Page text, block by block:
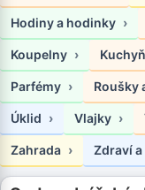
Hodiny a hodinky
Koupelny
Parfémy Roušky
Úklid Vlajky
Zahrada Zdraví